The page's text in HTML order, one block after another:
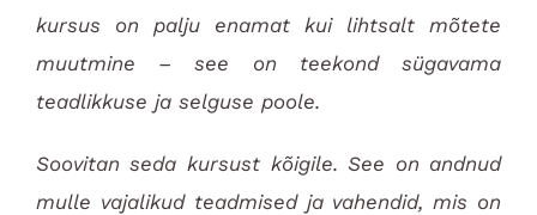
kursus on palju enamat kui lihtsalt mõtete
muutmine – see on teekond sügavama
teadlikkuse ja selguse poole.
Soovitan seda kursust kõigile. See on andnud
mulle vajalikud teadmised ja vahendid, mis on